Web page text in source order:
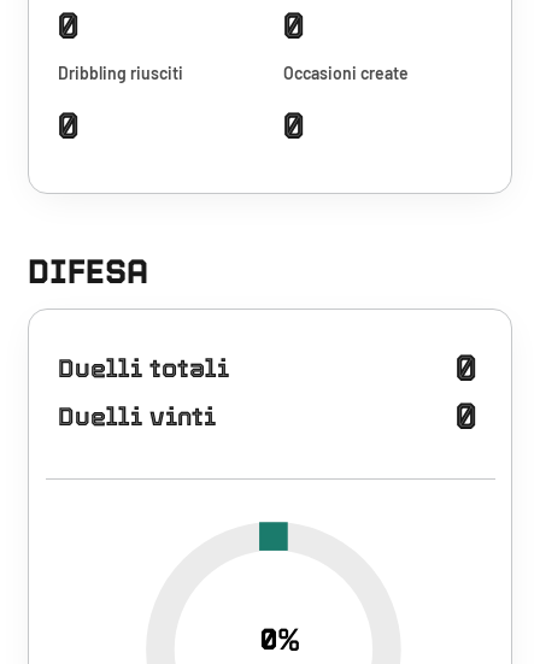
0 0
Dribbling riusciti
0
Occasioni create
0
DIFESA
Duelli totali 0
Duelli vinti 0
0%